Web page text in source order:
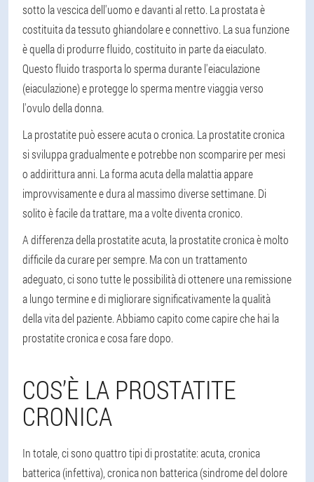
sotto la vescica dell'uomo e davanti al retto. La prostata è
costituita da tessuto ghiandolare e connettivo. La sua funzione
è quella di produrre fluido, costituito in parte da eiaculato.
Questo fluido trasporta lo sperma durante l'eiaculazione
(eiaculazione) e protegge lo sperma mentre viaggia verso
l'ovulo della donna.
La prostatite può essere acuta o cronica. La prostatite cronica
si sviluppa gradualmente e potrebbe non scomparire per mesi
o addirittura anni. La forma acuta della malattia appare
improvvisamente e dura al massimo diverse settimane. Di
solito è facile da trattare, ma a volte diventa cronico.
A differenza della prostatite acuta, la prostatite cronica è molto
difficile da curare per sempre. Ma con un trattamento
adeguato, ci sono tutte le possibilità di ottenere una remissione
a lungo termine e di migliorare significativamente la qualità
della vita del paziente. Abbiamo capito come capire che hai la
prostatite cronica e cosa fare dopo.
COS’È LA PROSTATITE
CRONICA
In totale, ci sono quattro tipi di prostatite: acuta, cronica
batterica (infettiva), cronica non batterica (sindrome del dolore